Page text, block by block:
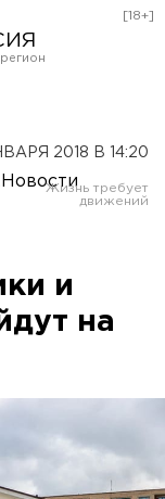
[18+]
2018 В 14:20
и
на